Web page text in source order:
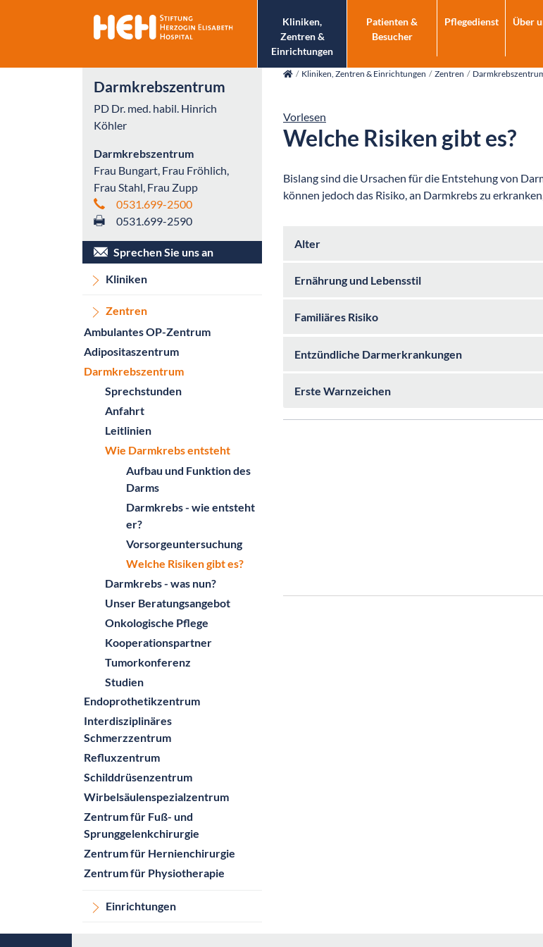
Kliniken,
Zentren &
Einrichtungen
Patienten &
Besucher
Pflegedienst Über
Darmkrebszentrum
PD Dr. med. habil. Hinrich
Köhler
Darmkrebszentrum
Frau Bungart, Frau Fröhlich,
Frau Stahl, Frau Zupp
0531.699-2500
0531.699-2590
Sprechen Sie uns an
Kliniken
Zentren
Ambulantes OP-Zentrum
Adipositaszentrum
Darmkrebszentrum
Sprechstunden
Anfahrt
Leitlinien
Wie Darmkrebs entsteht
Aufbau und Funktion des
Darms
Darmkrebs - wie entsteht
er?
Vorsorgeuntersuchung
Welche Risiken gibt es?
Darmkrebs - was nun?
Unser Beratungsangebot
Onkologische Pflege
Kooperationspartner
Tumorkonferenz
Studien
Endoprothetikzentrum
Interdisziplinäres
Schmerzzentrum
Refluxzentrum
Schilddrüsenzentrum
Wirbelsäulenspezialzentrum
Zentrum für Fuß- und
Sprunggelenkchirurgie
Zentrum für Hernienchirurgie
Zentrum für Physiotherapie
Einrichtungen
Kliniken, Zentren & Einrichtungen Zentren
Vorlesen
Welche Risiken gibt es?
Bislang sind die Ursachen für die Entstehung von
können jedoch das Risiko, an Darmkrebs zu
Alter
Ernährung und Lebensstil
Familiäres Risiko
Entzündliche Darmerkrankungen
Erste Warnzeichen